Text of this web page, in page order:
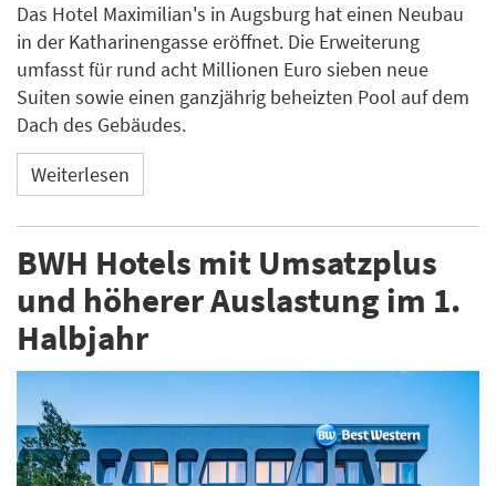
Das Hotel Maximilian's in Augsburg hat einen Neubau
in der Katharinengasse eröffnet. Die Erweiterung
umfasst für rund acht Millionen Euro sieben neue
Suiten sowie einen ganzjährig beheizten Pool auf dem
Dach des Gebäudes.
Weiterlesen
BWH Hotels mit Umsatzplus
und höherer Auslastung im 1.
Halbjahr